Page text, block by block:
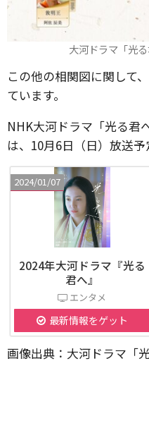
大河ドラマ「光
この他の相関図に関して
ています。
NHK大河ドラマ「光る君
は、10月6日（日）放送予
2024/01/07
2024年大河ドラマ『光る
君へ』
エンタメ
最新情報をゲット
画像出典：大河ドラマ「